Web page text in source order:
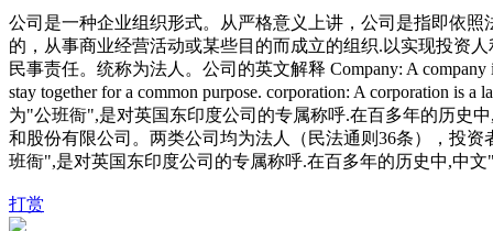
公司是一种企业组织形式。从严格意义上讲，公司是指即依
的，从事商业经营活动或某些目的而成立的组织.以实现投资
民事责任。统称为法人。公司的英文解释 Company: A company
stay together for a common purpose. corporation: A corporation
为"公班衙",是对英国东印度公司的专属称呼.在百多年的历史
和股份有限公司。两类公司均为法人（民法通则36条），投
班衙",是对英国东印度公司的专属称呼.在百多年的历史中,中
打赏